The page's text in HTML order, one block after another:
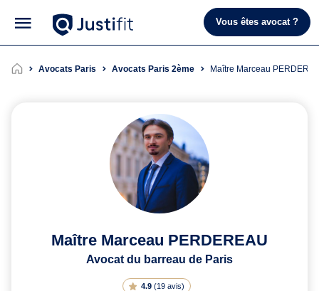
Vous êtes avocat ?
Avocats Paris Avocats Paris 2ème Maître Marceau
Maître Marceau PERDEREAU
Avocat du barreau de Paris
4.9 (19 avis)